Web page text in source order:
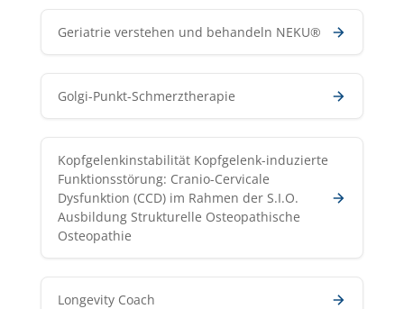
Geriatrie verstehen und behandeln NEKU®
Golgi-Punkt-Schmerztherapie
Kopfgelenkinstabilität Kopfgelenk-induzierte
Funktionsstörung: Cranio-Cervicale
Dysfunktion (CCD) im Rahmen der S.I.O.
Ausbildung Strukturelle Osteopathische
Osteopathie
Longevity Coach